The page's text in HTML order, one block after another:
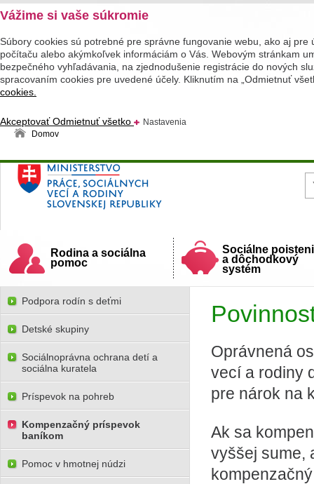
Vážime si vaše súkromie
Súbory cookies sú potrebné pre správne fungovanie webu, ako aj
počítaču alebo akýmkoľvek informáciám o Vás. Webovým stránkam
bezpečného vyhľadávania, na zjednodušenie registrácie do nových
spracovaním cookies pre uvedené účely. Kliknutím na „Odmietnuť
cookies.
AkceptovaťOdmietnuť všetko
Nastavenia
Domov
Ministerstvo práce, sociálnych vecí a rodiny
Slovenskej republiky
Rodina a sociálna
pomoc
Sociálne
a dôchodkový
systém
Oprávnená
vecí a rodiny
pre nárok na
Ak sa
vyššej sume,
Podpora rodín s deťmi
Detské skupiny
Sociálnoprávna ochrana detí a
sociálna kuratela
Príspevok na pohreb
Kompenzačný príspevok
baníkom
Pomoc v hmotnej núdzi